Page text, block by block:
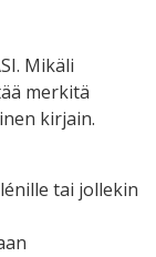
Mikäli
merkitä
kirjain.
tai jollekin